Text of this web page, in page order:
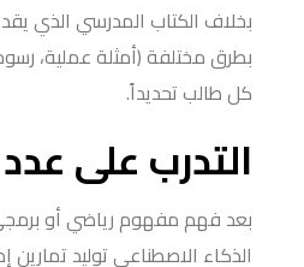
بخلاف الكتاب المدرسي الذي
بطرق مختلفة (أمثلة عملية،
كل طالب تحديداً.
التدرب على
بعد فهم مفهوم رياضي أو
الذكاء الاصطناعي توليد